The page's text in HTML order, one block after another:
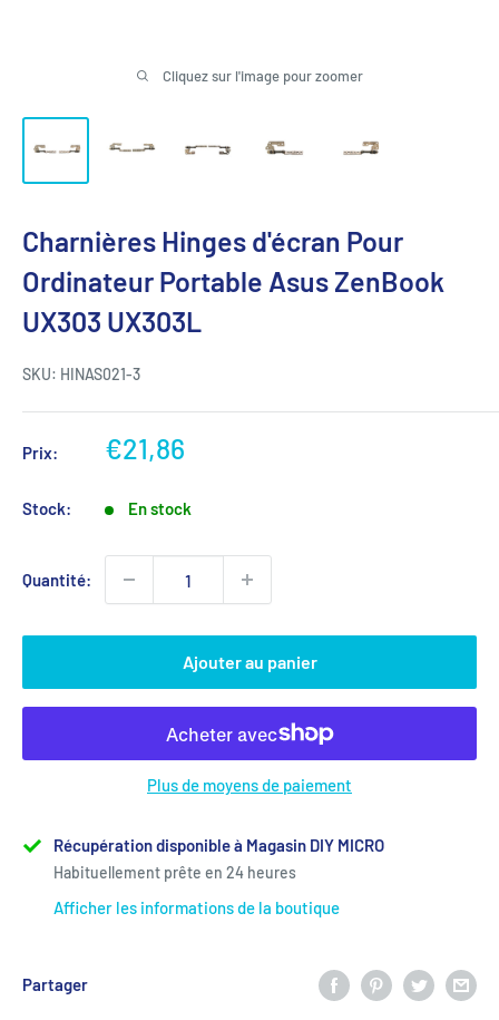
Cliquez sur l'image pour zoomer
Charnières Hinges d'écran Pour
Ordinateur Portable Asus ZenBook
UX303 UX303L
SKU: HINAS021-3
Prix:
Prix
€21,86
Stock: En stock
Quantité:
Ajouter au panier
Plus de moyens de paiement
Récupération disponible à Magasin DIY MICRO
Habituellement prête en 24 heures
Afficher les informations de la boutique
Partager